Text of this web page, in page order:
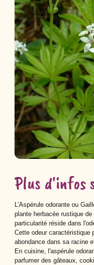
Plus d'infos
L’Aspérule odorante ou
plante herbacée rustique
particularité réside dans
Cette odeur caractéristique
abondance dans sa racine
En cuisine, l'aspérule
parfumer des gâteaux,